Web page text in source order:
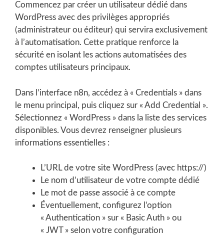
Commencez par créer un utilisateur dédié dans
WordPress avec des privilèges appropriés
(administrateur ou éditeur) qui servira exclusivement
à l’automatisation. Cette pratique renforce la
sécurité en isolant les actions automatisées des
comptes utilisateurs principaux.
Dans l’interface n8n, accédez à « Credentials » dans
le menu principal, puis cliquez sur « Add Credential ».
Sélectionnez « WordPress » dans la liste des services
disponibles. Vous devrez renseigner plusieurs
informations essentielles :
L’URL de votre site WordPress (avec https://)
Le nom d’utilisateur de votre compte dédié
Le mot de passe associé à ce compte
Éventuellement, configurez l’option
« Authentication » sur « Basic Auth » ou
« JWT » selon votre configuration